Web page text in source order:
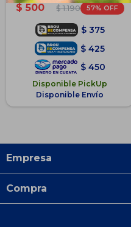
Negro
$ 500 $ 1.190 57
$ 375
$ 425
$ 450
Disponible PickUp
Disponible Envío
Empresa
Compra